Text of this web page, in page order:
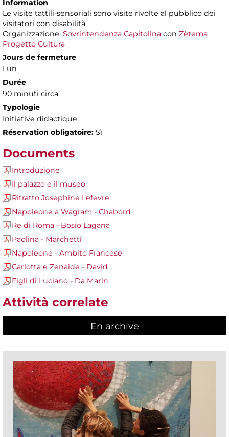
Information
Le visite tattili-sensoriali sono visite rivolte al pubblico dei
visitatori con disabilità
Organizzazione: Sovrintendenza Capitolina con Zètema
Progetto Cultura
Jours de fermeture
Lun
Durée
90 minuti circa
Typologie
Initiative didactique
Réservation obligatoire: Sì
Documents
Introduzione
Il palazzo e il museo
Ritratto Josephine Lefevre
Napoleone a Wagram - Chabord
Re di Roma - Bosio Laganà
Paolina - Marchetti
Napoleone - Ambito Francese
Carlotta e Zenaide - David
Figli di Luciano - Da Marin
Attività correlate
En archive